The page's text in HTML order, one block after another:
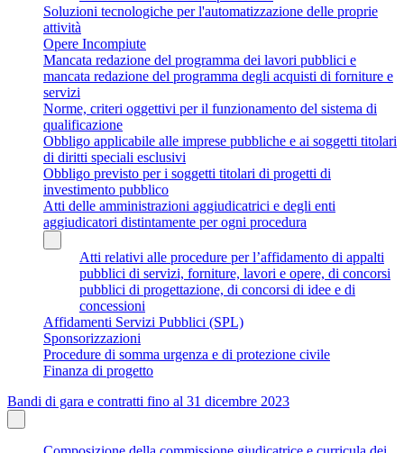
Soluzioni tecnologiche per l'automatizzazione delle proprie
attività
Opere Incompiute
Mancata redazione del programma dei lavori pubblici e
mancata redazione del programma degli acquisti di forniture e
servizi
Norme, criteri oggettivi per il funzionamento del sistema di
qualificazione
Obbligo applicabile alle imprese pubbliche e ai soggetti titolari
di diritti speciali esclusivi
Obbligo previsto per i soggetti titolari di progetti di
investimento pubblico
Atti delle amministrazioni aggiudicatrici e degli enti
aggiudicatori distintamente per ogni procedura
Atti relativi alle procedure per l’affidamento di appalti
pubblici di servizi, forniture, lavori e opere, di concorsi
pubblici di progettazione, di concorsi di idee e di
concessioni
Affidamenti Servizi Pubblici (SPL)
Sponsorizzazioni
Procedure di somma urgenza e di protezione civile
Finanza di progetto
Bandi di gara e contratti fino al 31 dicembre 2023